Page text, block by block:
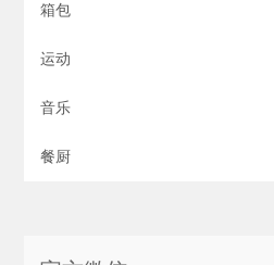
箱包
运动
音乐
餐厨